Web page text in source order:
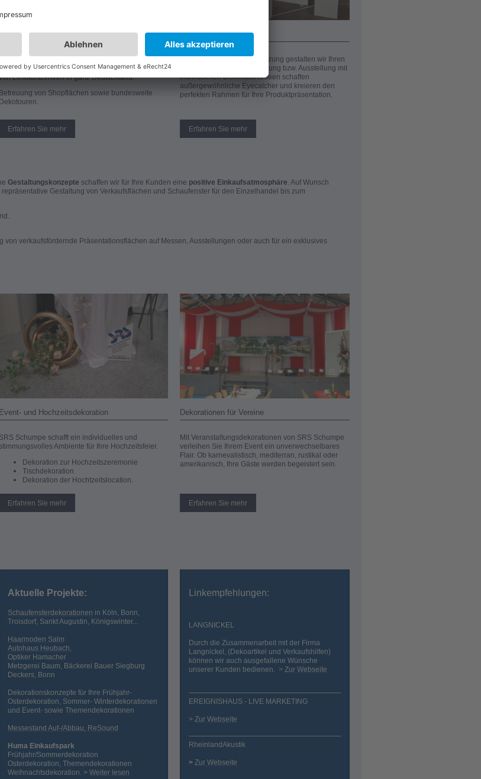
dekorieren am Point of Sale sowie in
und Verkaufsräume bis zu Passagen
Einkaufszentren in ganz Deutschland.
Betreuung von Shopflächen sowie bundesweite
Dekotouren.
Erfahren Sie mehr
Messen, Ausstellungen
Vom Konzept bis zur Umsetzung gestalten wir Ihren
Messestand, Ihre Veranstaltung bzw. Ausstellung mit
individuellen Dekorationsideen schaffen
außergewöhnliche Eyecatcher und kreieren den
perfekten Rahmen für Ihre Produktpräsentation.
Erfahren Sie mehr
Gestaltungskonzepte schaffen wir für Ihre Kunden eine positive Einkaufsatmosphäre. Auf Wunsch
Gestaltung von Verkaufsflächen und Schaufenster für den Einzelhandel bis zum
verkaufsfördernde Präsentationsflächen auf Messen, Ausstellungen oder auch für ein exklusives
Event- und Hochzeitsdekoration
SRS Schumpe schafft ein individuelles und
stimmungsvolles Ambiente für Ihre Hochzeitsfeier.
Dekoration zur Hochzeitszeremonie
Tischdekoration
Dekoration der Hochtzeitslocation.
Erfahren Sie mehr
Dekorationen für Vereine
Mit Veranstaltungsdekorationen von SRS Schumpe
verleihen Sie Ihrem Event ein unverwechselbares
Flair. Ob karnevalistisch, mediterran, rustikal oder
amerikanisch, Ihre Gäste werden begeistert sein.
Erfahren Sie mehr
Aktuelle Projekte:
Schaufensterdekorationen in Köln, Bonn,
Troisdorf, Sankt Augustin, Königswinter...
Haarmoden Salm
Autohaus Heubach,
Optiker Hamacher
Metzgerei Baum, Bäckerei Bauer Siegburg
Deckers, Bonn
Dekorationskonzepte für Ihre Frühjahr-
Osterdekoration, Sommer- Winterdekorationen
und Event- sowie Themendekorationen
Messestand Auf-/Abbau, ReSound
Huma Einkaufspark
Frühjahr/Sommerdekoration
Osterdekoration, Themendekorationen
Weihnachtsdekoration. > Weiterlesen
Linkempfehlungen:
LANGNICKEL
Durch die Zusammenarbeit mit der Firma
Langnickel, (Dekoartikel und Verkaufshilfen)
können wir auch ausgefallene Wünsche
unserer Kunden bedienen. >Zur Webseite
EREIGNISHAUS - LIVE MARKETING
>Zur Webseite
RheinlandAkustik
> Zur Webseite